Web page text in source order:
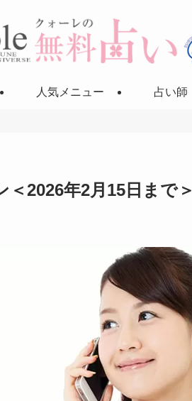
人気メニュー 占い師
＜2026年2月15日まで＞